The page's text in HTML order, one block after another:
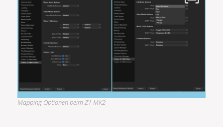
Mapping Optionen beim Z1 MK2